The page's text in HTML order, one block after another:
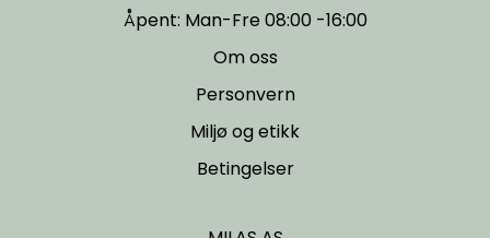
Åpent: Man-Fre 08:00 -16:00
Om oss
Personvern
Miljø og etikk
Betingelser